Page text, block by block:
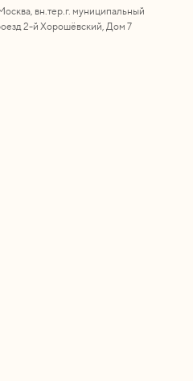
вн.тер.г. муниципальный
2-й Хорошёвский, Дом 7